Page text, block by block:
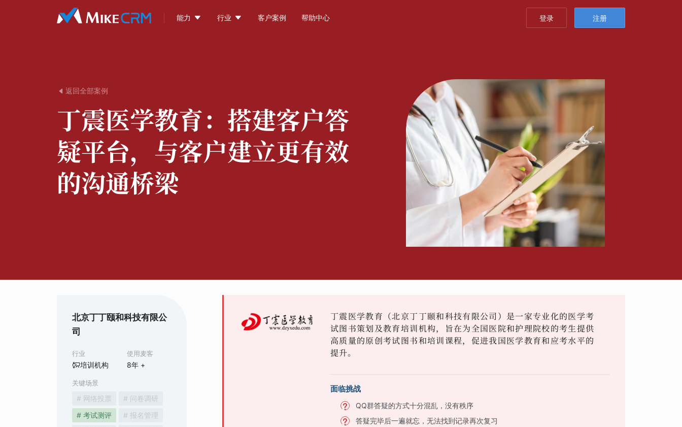
能力  行业  客户案例 帮助中心 登录 注册
 返回全部案例
丁震医学教育： 搭建客户答
疑平台，与客户建立更有效
的沟通桥梁
北京丁丁颐和科技有限公
司
行业
培训机构
使用麦客
8年 +
关键场景
# 网络投票
# 问卷调研
# 考试测评
# 报名管理
丁震医学教育（北京丁丁颐和科技有限公司）是一家专业化的医学考
试图书策划及教育培训机构，旨在为全国医院和护理院校的考生提供
高质量的原创考试图书和培训课程，促进我国医学教育和应考水平的
提升。
面临挑战
QQ群答疑的方式十分混乱，没有秩序
答疑完毕后一遍就忘，无法找到记录再次复习